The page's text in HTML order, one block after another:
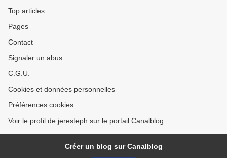
Top articles
Pages
Contact
Signaler un abus
C.G.U.
Cookies et données personnelles
Préférences cookies
Voir le profil de jeresteph sur le portail Canalblog
Créer un blog sur Canalblog